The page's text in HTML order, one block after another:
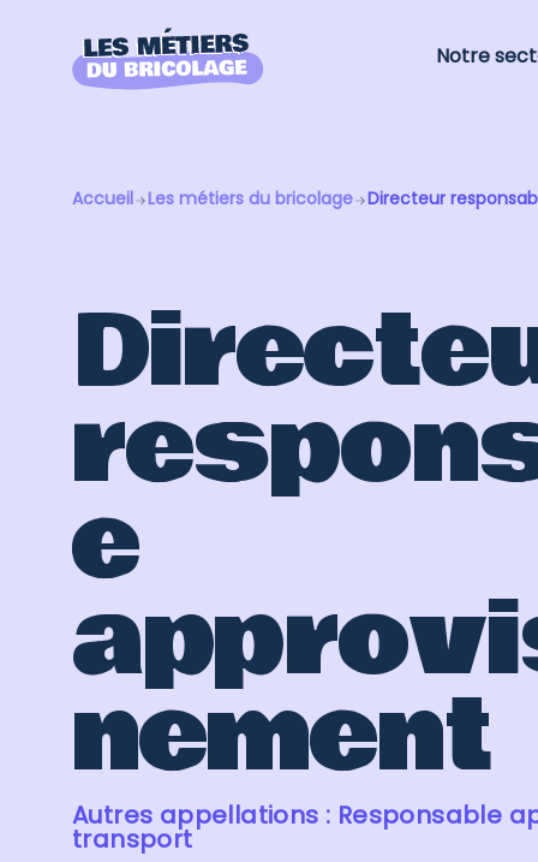
Notre
Accueil Les métiers du bricolage Directeur
e
nement
Autres appellations : Responsable
transport